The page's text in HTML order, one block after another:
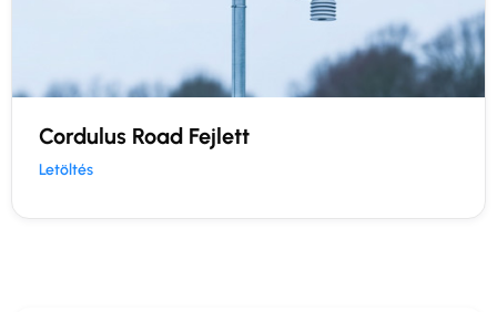
Cordulus Road Fejlett
Letöltés